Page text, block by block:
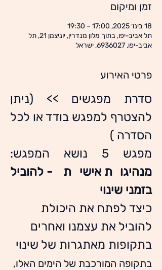
זמן ומיקום
18 בינו׳ 2025, 17:00 – 19:30
תל אביב-יפו, בתוך מלון מנדרין, יוניצמן 21, תל
אביב-יפו, 6936027, ישראל
פרטי האירוע
הסדרה )
מפגש 5 נושא המפגש:
בזמני שינוי
כיצד לפתח את היכולת
להוביל את עצמנו ואחרים
בתקופות מאתגרות של שינוי
בתקופה המורכבת של הימים האלו,